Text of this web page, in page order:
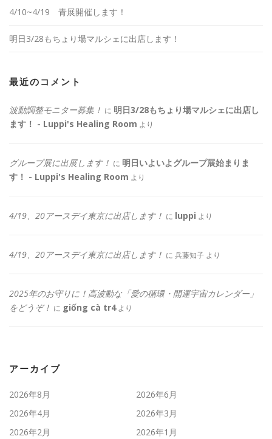
4/10~4/19 青展開催します！
明日3/28もちょり場マルシェに出店します！
最近のコメント
波動調整モニター募集！ に 明日3/28もちょり場マルシェに出店し
ます！ - Luppi's Healing Room より
グループ展に出展します！ に 明日いよいよグループ展始まりま
す！ - Luppi's Healing Room より
4/19、20アースデイ東京に出店します！ に luppi より
4/19、20アースデイ東京に出店します！ に 兵藤知子 より
2025年のお守りに！高波動な「愛の循環・開運宇宙カレンダー」
をどうぞ！ に giống cà tr4より
アーカイブ
2026年8月
2026年6月
2026年4月
2026年3月
2026年2月
2026年1月